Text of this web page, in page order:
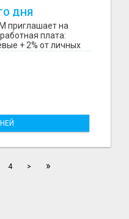
ДНЯ
приглашает на
плата:
+ 2% от личных
4 > »